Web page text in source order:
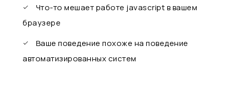
Что-то мешает работе javascript в вашем
браузере
Ваше поведение похоже на поведение
автоматизированных систем